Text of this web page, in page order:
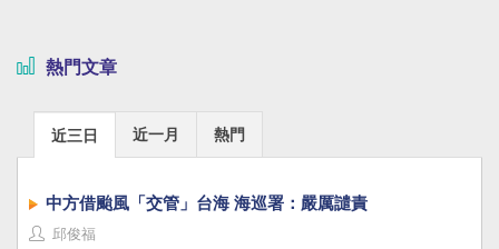
熱門文章
近三日 近一月 熱門
中方借颱風「交管」台海 海巡署：嚴厲譴責
邱俊福